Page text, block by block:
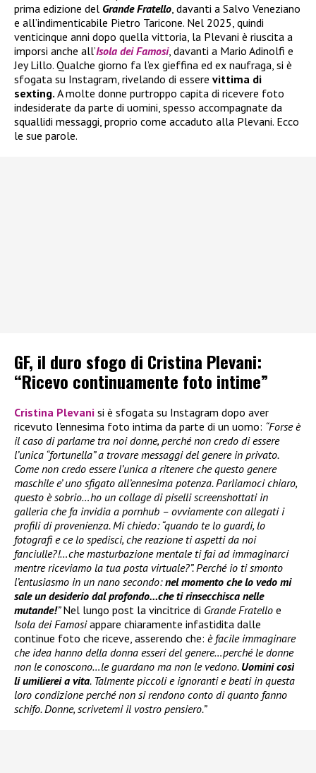
prima edizione del Grande Fratello , davanti a Salvo Veneziano
e all’indimenticabile Pietro Taricone. Nel 2025, quindi
venticinque anni dopo quella vittoria, la Plevani è riuscita a
imporsi anche all’Isola dei Famosi, davanti a Mario Adinolfi e
Jey Lillo. Qualche giorno fa l’ex gieffina ed ex naufraga, si è
sfogata su Instagram, rivelando di essere vittima di
sexting. A molte donne purtroppo capita di ricevere foto
indesiderate da parte di uomini, spesso accompagnate da
squallidi messaggi, proprio come accaduto alla Plevani. Ecco
le sue parole.
GF, il duro sfogo di Cristina Plevani:
“Ricevo continuamente foto intime”
Cristina Plevani si è sfogata su Instagram dopo aver
ricevuto l’ennesima foto intima da parte di un uomo: “Forse è
il caso di parlarne tra noi donne, perché non credo di essere
l’unica “fortunella” a trovare messaggi del genere in privato.
Come non credo essere l’unica a ritenere che questo genere
maschile e’ uno sfigato all’ennesima potenza. Parliamoci chiaro,
questo è sobrio…ho un collage di piselli screenshottati in
galleria che fa invidia a pornhub – ovviamente con allegati i
profili di provenienza. Mi chiedo: “quando te lo guardi, lo
fotografi e ce lo spedisci, che reazione ti aspetti da noi
fanciulle?!…che masturbazione mentale ti fai ad immaginarci
mentre riceviamo la tua posta virtuale?”. Perché io ti smonto
l’entusiasmo in un nano secondo:nel momento che lo vedo mi
sale un desiderio dal profondo…che ti rinsecchisca nelle
mutande!”Nel lungo post la vincitrice di Grande Fratello e
Isola dei Famosiappare chiaramente infastidita dalle
continue foto che riceve, asserendo che: è facile immaginare
che idea hanno della donna esseri del genere…perché le donne
non le conoscono…le guardano ma non le vedono. Uomini così
li umilierei a vita. Talmente piccoli e ignoranti e beati in questa
loro condizione perché non si rendono conto di quanto fanno
schifo. Donne, scrivetemi il vostro pensiero.”